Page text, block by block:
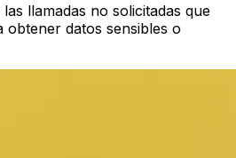
llamadas no solicitadas que
obtener datos sensibles o